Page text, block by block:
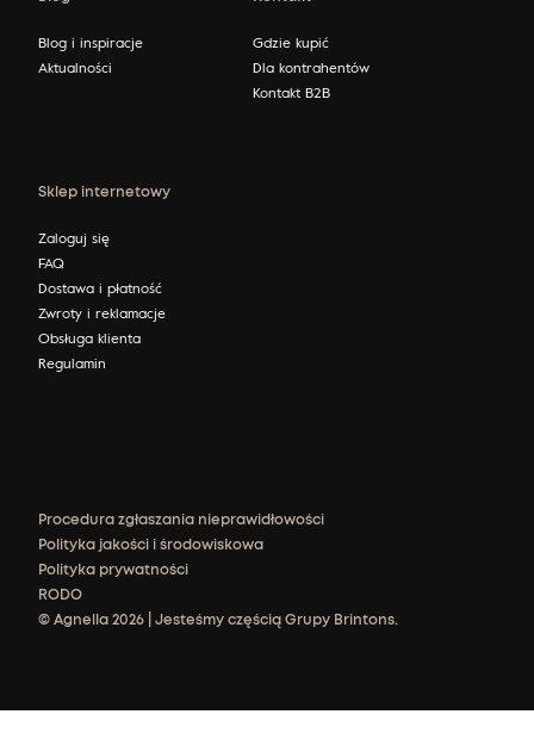
Blog i inspiracje
Aktualności
Gdzie kupić
Dla kontrahentów
Kontakt B2B
Sklep internetowy
Zaloguj się
FAQ
Dostawa i płatność
Zwroty i reklamacje
Obsługa klienta
Regulamin
Procedura zgłaszania nieprawidłowości
Polityka jakości i środowiskowa
Polityka prywatności
RODO
© Agnella 2026 | Jesteśmy częścią Grupy Brintons.